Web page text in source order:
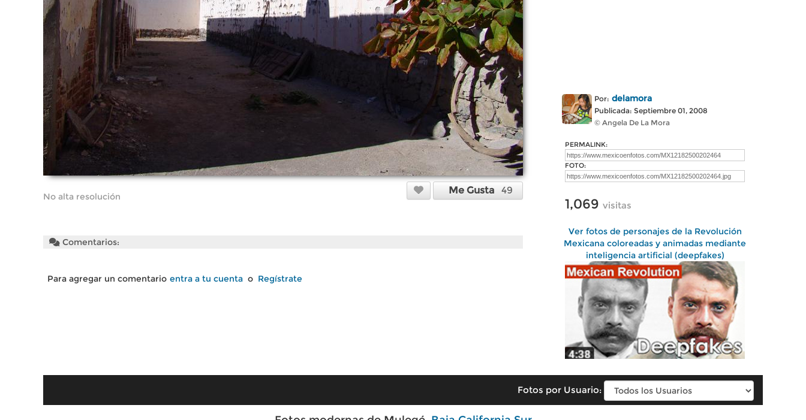
No alta resolución
Me Gusta 49
Comentarios:
Para agregar un comentario entra a tu cuenta o Regístrate
Por: delamora
Publicada: Septiembre 01, 2008
© Angela De La Mora
PERMALINK:
FOTO:
1,069 visitas
Ver fotos de personajes de la Revolución
Mexicana coloreadas y animadas mediante
inteligencia artificial (deepfakes)
Fotos por Usuario: